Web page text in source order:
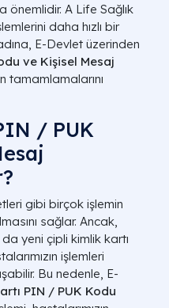
A Life Sağlık
daha hızlı bir
E-Devlet üzerinden
ve Kişisel Mesaj
tamamlamalarını
/ PUK
gibi birçok işlemin
sağlar. Ancak,
yeni çipli kimlik kartı
işlemleri
Bu nedenle, E-
PIN / PUK Kodu